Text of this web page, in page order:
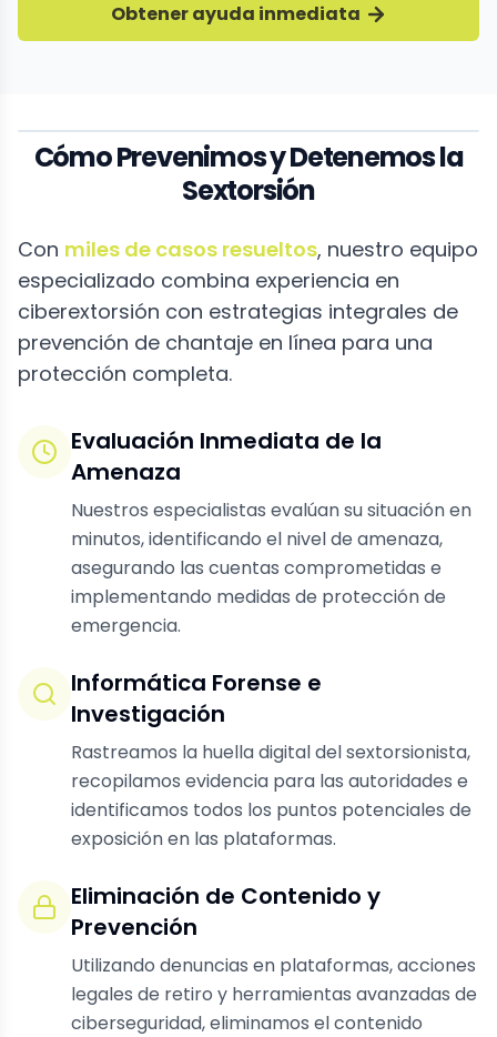
Obtener ayuda inmediata
Cómo Prevenimos y Detenemos la
Sextorsión
Con miles de casos resueltos, nuestro equipo
especializado combina experiencia en
ciberextorsión con estrategias integrales de
prevención de chantaje en línea para una
protección completa.
Evaluación Inmediata de la
Amenaza
Nuestros especialistas evalúan su situación en
minutos, identificando el nivel de amenaza,
asegurando las cuentas comprometidas e
implementando medidas de protección de
emergencia.
Informática Forense e
Investigación
Rastreamos la huella digital del sextorsionista,
recopilamos evidencia para las autoridades e
identificamos todos los puntos potenciales de
exposición en las plataformas.
Eliminación de Contenido y
Prevención
Utilizando denuncias en plataformas, acciones
legales de retiro y herramientas avanzadas de
ciberseguridad, eliminamos el contenido